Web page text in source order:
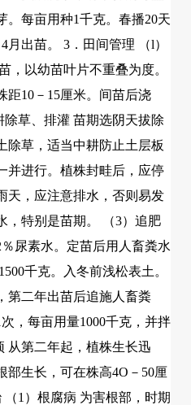
。每亩用种1千克。春播20天
出苗。 3．田间管理 （l）
，以幼苗叶片不重叠为度。
距10－15厘米。间苗后浇
草、排灌 苗期选阴天拔除
除草，适当中耕防止土层板
并进行。植株封畦后，应停
天，应注意排水，否则易发
，特别是苗期。 （3）追肥
尿素水。定苗后用人畜粪水
千克。入冬前浅松表土。
第二年出苗后追施人畜粪
，每亩用量1000千克，并拌
从第二年起，植株生长迅
部生长，可在株高4O－50厘
1）根腐病 为害根部，时期